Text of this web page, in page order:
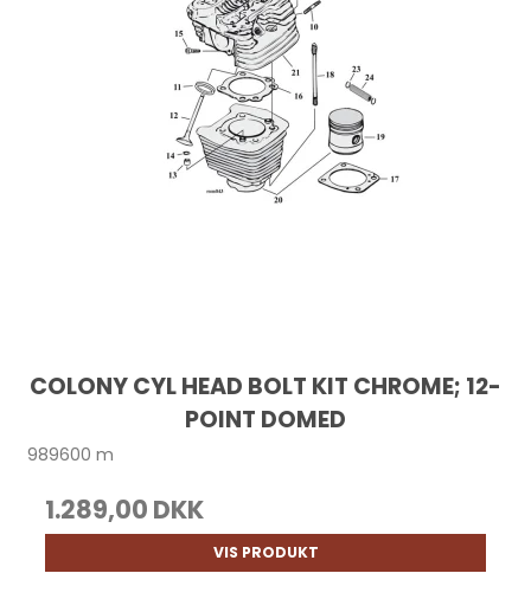
COLONY CYL HEAD BOLT KIT CHROME; 12-
POINT DOMED
989600 m
1.289,00 DKK
VIS PRODUKT